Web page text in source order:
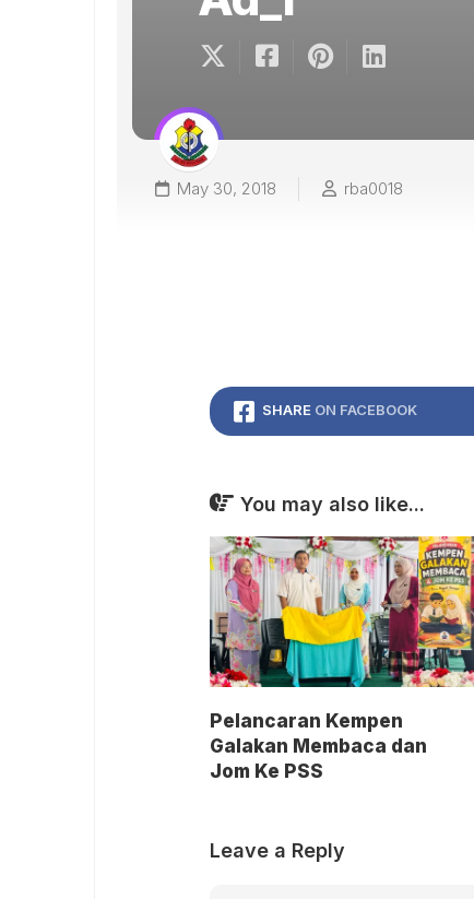
May 30, 2018 rba0018
SHARE ON FACEBOOK
You may also like...
Pelancaran Kempen
Galakan Membaca dan
Jom Ke PSS
Leave a Reply